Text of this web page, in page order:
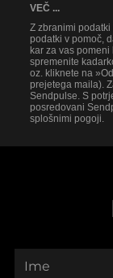
VEČ ...
Z zbranimi
podatki v pomoč,
kar za vas
spremenite
oz. kliknete na
prejetega maila).
Sendpulse. S
posredovani
splošnimi pogoji.